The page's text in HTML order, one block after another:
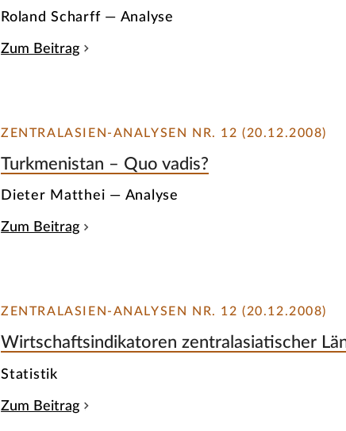
Roland Scharff — Analyse
Zum Beitrag
ZENTRALASIEN-ANALYSEN NR. 12 (20.12.2008)
Turkmenistan – Quo vadis?
Dieter Matthei — Analyse
Zum Beitrag
ZENTRALASIEN-ANALYSEN NR. 12 (20.12.2008)
Wirtschaftsindikatoren zentralasiatischer
Statistik
Zum Beitrag